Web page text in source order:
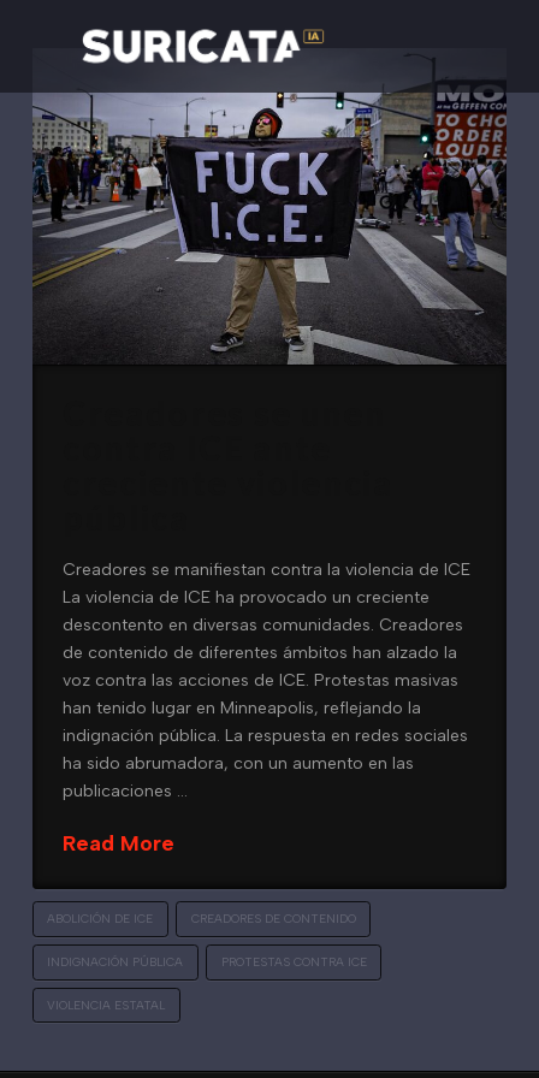
Creadores se manifiestan contra la violencia de ICE
La violencia de ICE ha provocado un creciente
descontento en diversas comunidades. Creadores
de contenido de diferentes ámbitos han alzado la
voz contra las acciones de ICE. Protestas masivas
han tenido lugar en Minneapolis, reflejando la
indignación pública. La respuesta en redes sociales
ha sido abrumadora, con un aumento en las
publicaciones …
Read More
ABOLICIÓN DE ICE CREADORES DE CONTENIDO
INDIGNACIÓN PÚBLICA PROTESTAS CONTRA ICE
VIOLENCIA ESTATAL